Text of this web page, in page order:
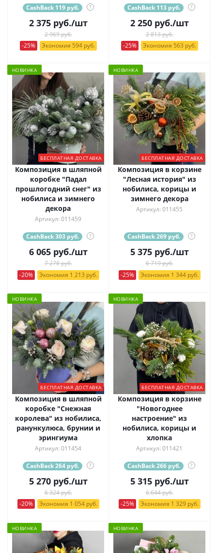
CashBack 119 руб. ?
2 375руб./шт
2 969 руб.
-25%
Экономия 594 руб.
CashBack 113 руб. ?
2 250руб./шт
2 813 руб.
-25%
Экономия 563 руб.
НОВИНКА
БЕСПЛАТНАЯ ДОСТАВКА
Композиция в шляпной
коробке "Падал
прошлогодний снег" из
нобилиса и зимнего
декора
Артикул: 011459
CashBack 303 руб. ?
6 065руб./шт
7 278 руб.
-20%
Экономия 1 213 руб.
НОВИНКА
БЕСПЛАТНАЯ ДОСТАВКА
Композиция в корзине
"Лесная история" из
нобилиса, корицы и
зимнего декора
Артикул: 011455
CashBack 269 руб. ?
5 375руб./шт
6 719 руб.
-25%
Экономия 1 344 руб.
НОВИНКА
БЕСПЛАТНАЯ ДОСТАВКА
Композиция в шляпной
коробке "Снежная
королева" из нобилиса,
ранункулюса, брунии и
эрингиума
Артикул: 011454
CashBack 264 руб. ?
5 270руб./шт
6 324 руб.
-20%
Экономия 1 054 руб.
НОВИНКА
БЕСПЛАТНАЯ ДОСТАВКА
Композиция в корзине
"Новогоднее
настроение" из
нобилиса, корицы и
хлопка
Артикул: 011421
CashBack 266 руб. ?
5 315руб./шт
6 644 руб.
-25%
Экономия 1 329 руб.
НОВИНКА НОВИНКА